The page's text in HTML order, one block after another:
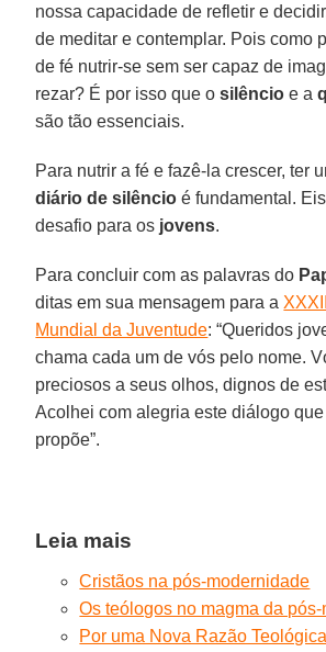
nossa capacidade de refletir e
de meditar e contemplar. Pois como
de fé nutrir-se sem ser capaz de
rezar? É por isso que osilêncio e a
são tão essenciais.
Para nutrir a fé e fazê-la crescer, ter
diário de silêncio é fundamental.
desafio para os jovens.
Para concluir com as palavras do
ditas em sua mensagem para a
Mundial da Juventude: “Queridos
chama cada um de vós pelo nome.
preciosos a seus olhos, dignos de
Acolhei com alegria este diálogo
propõe”.
Leia mais
Cristãos na pós-modernidade
Os teólogos no magma da
Por uma Nova Razão